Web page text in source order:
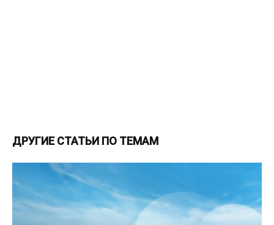
ДРУГИЕ СТАТЬИ ПО ТЕМАМ